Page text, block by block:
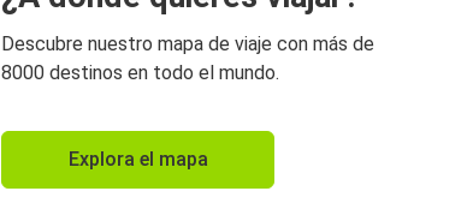
Descubre nuestro mapa de viaje con más de
8000 destinos en todo el mundo.
Explora el mapa